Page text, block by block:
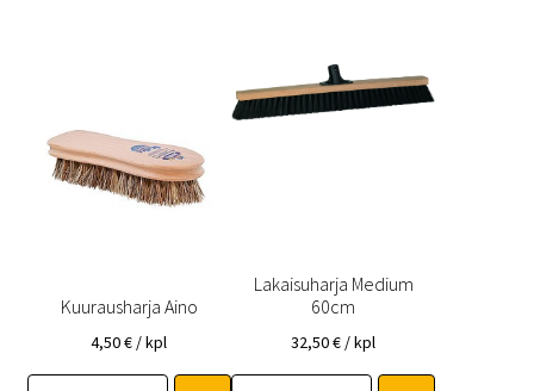
Kuurausharja Aino
4,50€ / kpl
Lakaisuharja Medium
60cm
32,50€ / kpl